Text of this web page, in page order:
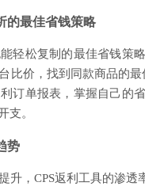
的最佳省钱策略
轻松复制的最佳省钱策
比价，找到同款商品的
订单报表，掌握自己的
支。
势
升，CPS返利工具的渗